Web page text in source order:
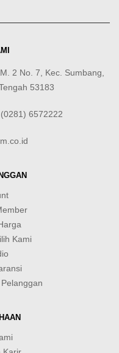
2 No. 7, Kec. Sumbang,
53183
6572222
Kami